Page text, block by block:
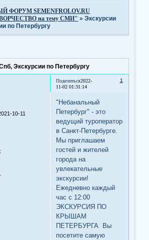
SEMENFROLOV.RU
на тему СМИ" »Экскурсии
по Петербургу
Экскурсии по Петербургу
Поделиться 1
2022-
11-02 01:31:14
10-11
"Небанальный
Петербург" - это
ведущий туроператор
в Санкт-Петербурге.
Мы приглашаем
гостей и жителей
города на
увлекательные
экскурсии!
Ежедневно каждый
час с 12:00
ЭКСКУРСИЯ ПО
КРЫШАМ
ПЕТЕРБУРГА Вы
посетите самую